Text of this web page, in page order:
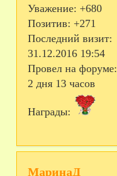
Уважение: +680
Позитив: +271
Последний визит:
31.12.2016 19:54
Провел на форуме:
2 дня 13 часов
Награды:
МаринаД